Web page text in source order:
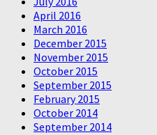
April 2016
March 2016
December 2015
November 2015
October 2015
September 2015
February 2015
October 2014
September 2014